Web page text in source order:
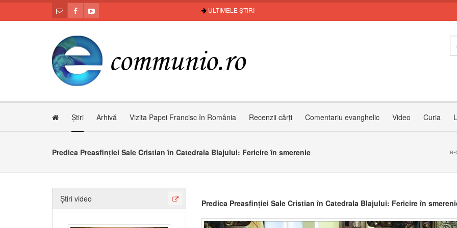
ULTIMELE ȘTIRI
Știri Arhivă Vizita Papei Francisc în România Recenzii cărți Comentariu evanghelic Video Curia
Predica Preasfinției Sale Cristian în Catedrala Blajului: Fericire în smerenie e-
Știri video Predica Preasfinției Sale Cristian în Catedrala Blajului: Fericire în